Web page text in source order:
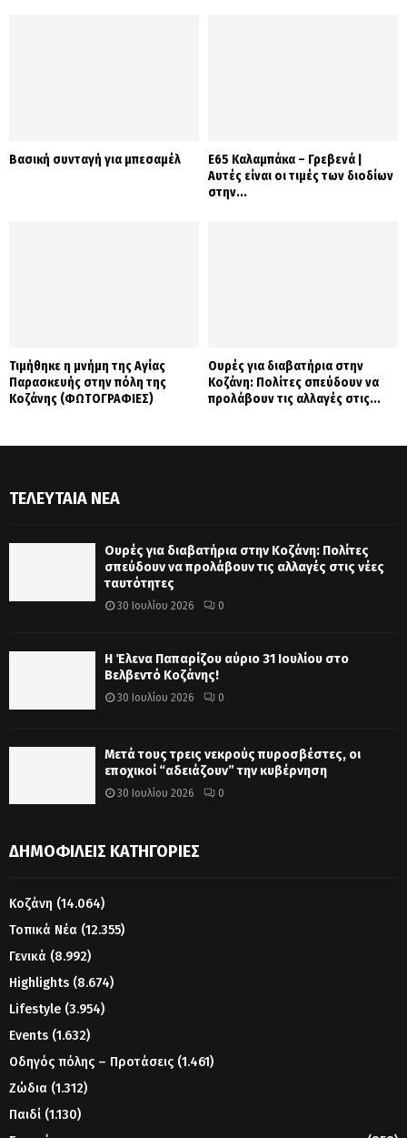
Βασική συνταγή για μπεσαμέλ
Ε65 Καλαμπάκα – Γρεβενά |
Αυτές είναι οι τιμές των διοδίων
στην...
Τιμήθηκε η μνήμη της Αγίας
Παρασκευής στην πόλη της
Κοζάνης (ΦΩΤΟΓΡΑΦΙΕΣ)
Ουρές για διαβατήρια στην
Κοζάνη: Πολίτες σπεύδουν να
προλάβουν τις αλλαγές στις...
ΤΕΛΕΥΤΑΊΑ ΝΈΑ
Ουρές για διαβατήρια στην Κοζάνη: Πολίτες
σπεύδουν να προλάβουν τις αλλαγές στις νέες
ταυτότητες
30 Ιουλίου 2026 0
Η Έλενα Παπαρίζου αύριο 31 Ιουλίου στο
Βελβεντό Κοζάνης!
30 Ιουλίου 2026 0
Μετά τους τρεις νεκρούς πυροσβέστες, οι
εποχικοί “αδειάζουν” την κυβέρνηση
30 Ιουλίου 2026 0
ΔΗΜΟΦΙΛΕΊΣ ΚΑΤΗΓΟΡΊΕΣ
Κοζάνη (14.064)
Τοπικά Νέα (12.355)
Γενικά (8.992)
Highlights (8.674)
Lifestyle (3.954)
Events (1.632)
Οδηγός πόλης – Προτάσεις (1.461)
Ζώδια (1.312)
Παιδί (1.130)